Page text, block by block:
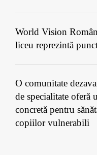
World Vision
liceu reprezintă
O comunitate
de specialitate oferă
concretă pentru
copiilor vulnerabili